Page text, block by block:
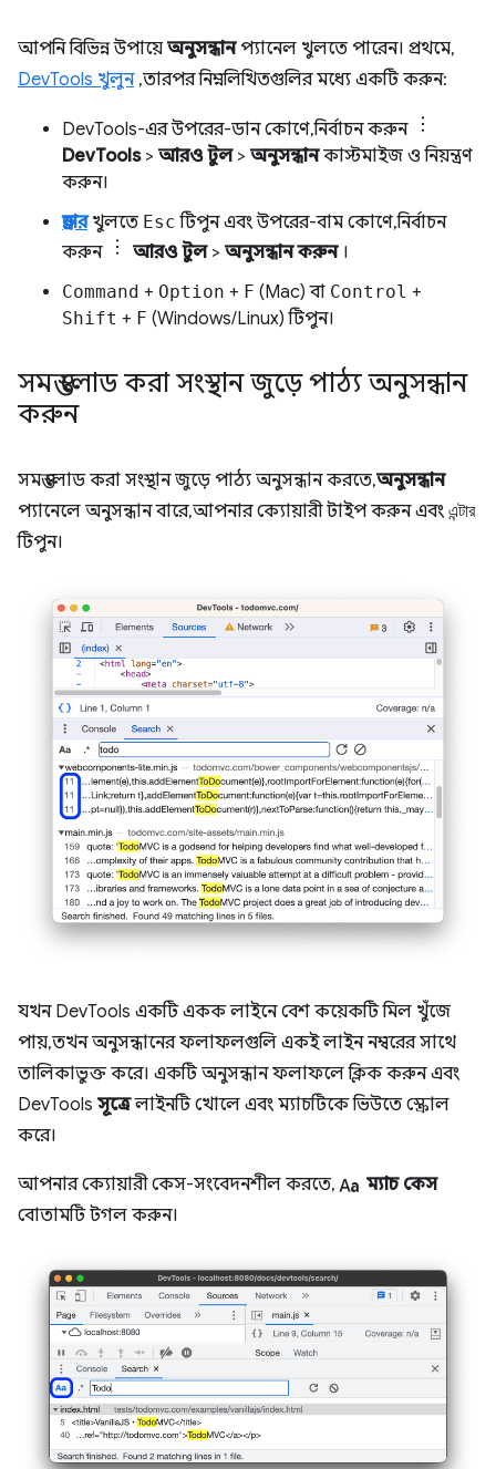
আপনি বিভিন্ন উপায়ে অনুসন্ধানপ্যানেল খুলতে পারেন। প্রথমে,
DevTools খুলুন, তারপর নিম্নলিখিতগুলির মধ্যে একটি করুন:
DevTools-এর উপরের-ডান কোণে, নির্বাচন করুন
DevTools> আরও টুল> অনুসন্ধানকাস্টমাইজ ও নিয়ন্ত্রণ
করুন।
ড্রয়ারখুলতে Esc টিপুন এবং উপরের-বাম কোণে, নির্বাচন
করুন
আরও টুল> অনুসন্ধান করুন।
Command + Option + F (Mac) বা Control +
Shift + F (Windows/Linux) টিপুন।
সমস্ত লোড করা সংস্থান জুড়ে পাঠ্য অনুসন্ধান
করুন
সমস্ত লোড করা সংস্থান জুড়ে পাঠ্য অনুসন্ধান করতে,অনুসন্ধান
প্যানেলে অনুসন্ধান বারে, আপনার ক্যোয়ারী টাইপ করুন এবং এন্টার
টিপুন।
যখন DevTools একটি একক লাইনে বেশ কয়েকটি মিল খুঁজে
পায়, তখন অনুসন্ধানের ফলাফলগুলি একই লাইন নম্বরের সাথে
তালিকাভুক্ত করে। একটি অনুসন্ধান ফলাফলে ক্লিক করুন এবং
DevTools সূত্রেলাইনটি খোলে এবং ম্যাচটিকে ভিউতে স্ক্রোল
করে।
আপনার ক্যোয়ারী কেস-সংবেদনশীল করতে, match_case ম্যাচ কেস
বোতামটি টগল করুন।